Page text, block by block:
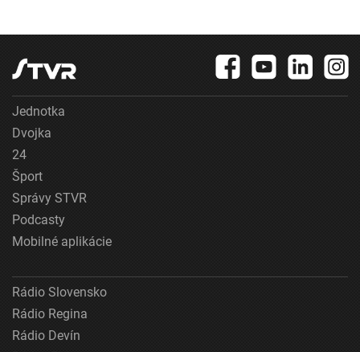
Jednotka
Dvojka
24
Šport
Správy STVR
Podcasty
Mobilné aplikácie
Rádio Slovensko
Rádio Regina
Rádio Devín